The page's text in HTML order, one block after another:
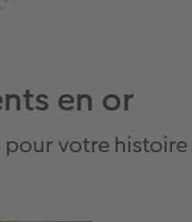
en or
votre histoire